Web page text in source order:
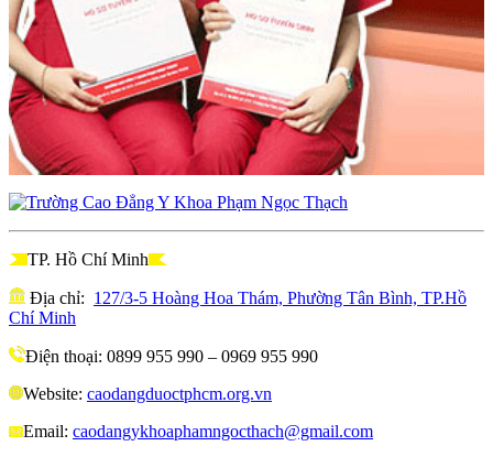
TP. Hồ Chí Minh
Địa chỉ: 127/3-5 Hoàng Hoa Thám, Phường Tân Bình, TP.Hồ
Chí Minh
Điện thoại: 0899 955 990 – 0969 955 990
Website: caodangduoctphcm.org.vn
Email: caodangykhoaphamngocthach@gmail.com